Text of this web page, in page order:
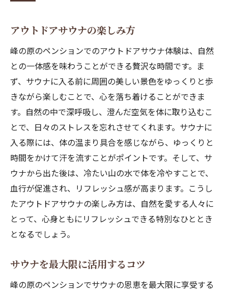
アウトドアサウナの楽しみ方
峰の原のペンションでのアウトドアサウナ体験は、自然
との一体感を味わうことができる贅沢な時間です。ま
ず、サウナに入る前に周囲の美しい景色をゆっくりと歩
きながら楽しむことで、心を落ち着けることができま
す。自然の中で深呼吸し、澄んだ空気を体に取り込むこ
とで、日々のストレスを忘れさせてくれます。サウナに
入る際には、体の温まり具合を感じながら、ゆっくりと
時間をかけて汗を流すことがポイントです。そして、サ
ウナから出た後は、冷たい山の水で体を冷やすことで、
血行が促進され、リフレッシュ感が高まります。こうし
たアウトドアサウナの楽しみ方は、自然を愛する人々に
とって、心身ともにリフレッシュできる特別なひととき
となるでしょう。
サウナを最大限に活用するコツ
峰の原のペンションでサウナの恩恵を最大限に享受する